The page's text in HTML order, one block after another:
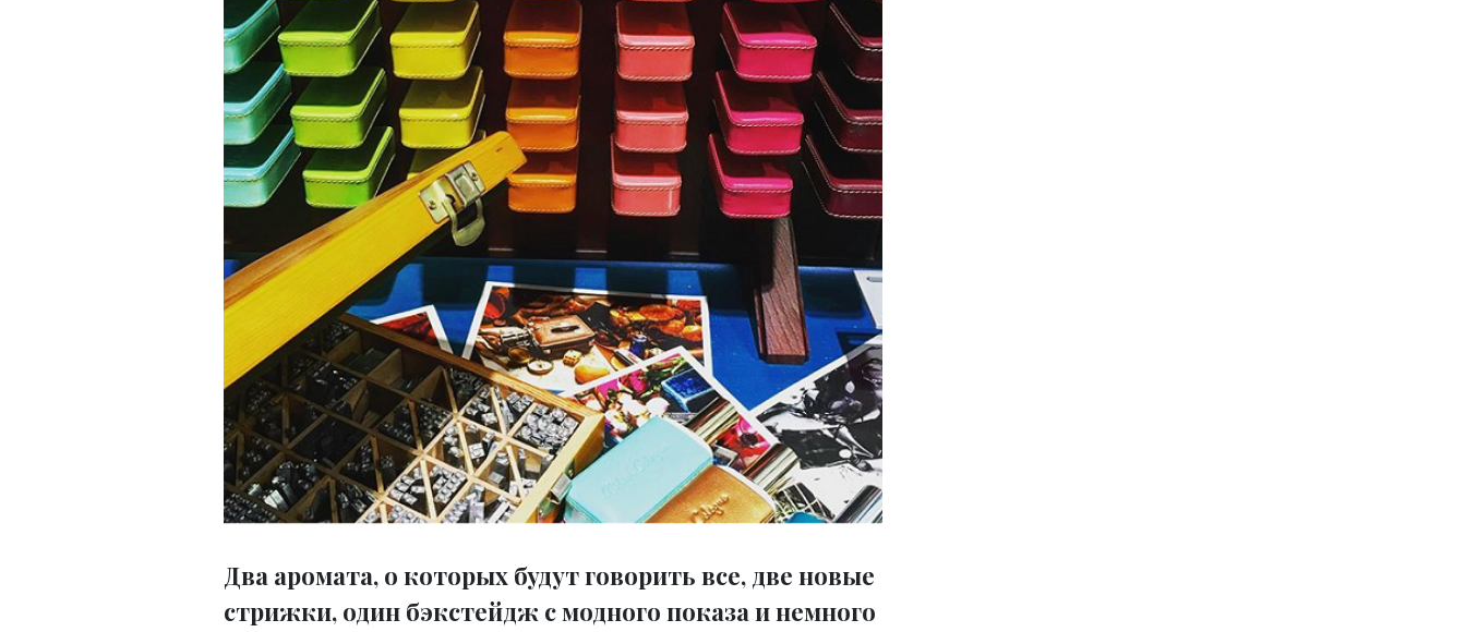
Два аромата, о которых будут говорить все, две новые
стрижки, один бэкстейдж с модного показа и немного